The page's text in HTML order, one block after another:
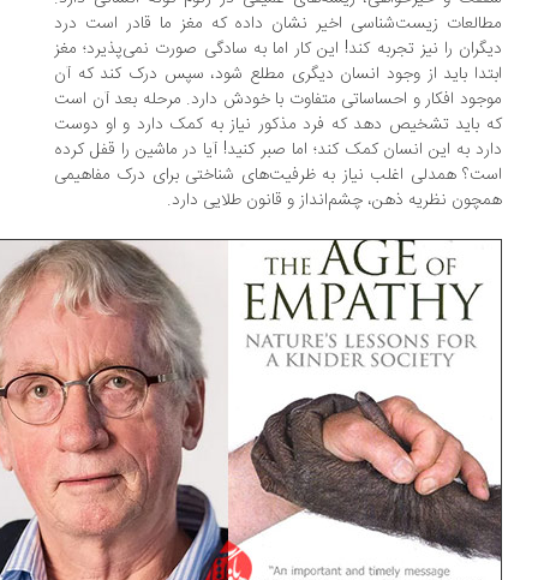
زیست‌شناسی اخیر نشان داده که مغز ما قادر است درد
را نیز تجربه کند! این کار اما به سادگی صورت نمی‌پذیرد؛ مغز
باید از وجود انسان دیگری مطلع شود، سپس درک کند که آن
افکار و احساساتی متفاوت با خودش دارد. مرحله بعد آن است
باید تشخیص دهد که فرد مذکور نیاز به کمک دارد و او دوست
به این انسان کمک کند؛ اما صبر کنید! آیا در ماشین را قفل کرده
همدلی اغلب نیاز به ظرفیت‌های شناختی برای درک مفاهیمی
نظریه ذهن، چشم‌انداز و قانون طلایی دارد.